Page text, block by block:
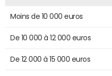
Moins de 10 000 euros
De 10 000 à 12 000 euros
De 12 000 à 15 000 euros